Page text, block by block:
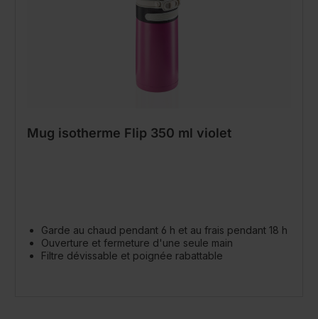
Mug isotherme Flip 350 ml violet
Garde au chaud pendant 6 h et au frais pendant 18 h
Ouverture et fermeture d'une seule main
Filtre dévissable et poignée rabattable